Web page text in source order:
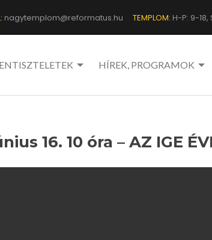
nagytemplom@reformatus.hu TEMPLOM: H-P: 9-18,
HÍREK, PROGRAMOK
16. 10 óra – AZ IGE